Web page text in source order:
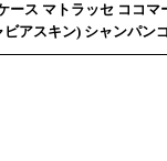
ス マトラッセ ココ
アスキン) シャンパン